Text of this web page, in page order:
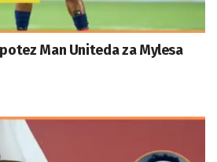
Man Uniteda za Mylesa